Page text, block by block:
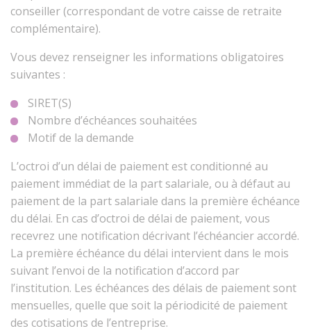
conseiller (correspondant de votre caisse de retraite
complémentaire).
Vous devez renseigner les informations obligatoires
suivantes :
SIRET(S)
Nombre d’échéances souhaitées
Motif de la demande
L’octroi d’un délai de paiement est conditionné au
paiement immédiat de la part salariale, ou à défaut au
paiement de la part salariale dans la première échéance
du délai. En cas d’octroi de délai de paiement, vous
recevrez une notification décrivant l’échéancier accordé.
La première échéance du délai intervient dans le mois
suivant l’envoi de la notification d’accord par
l’institution. Les échéances des délais de paiement sont
mensuelles, quelle que soit la périodicité de paiement
des cotisations de l’entreprise.